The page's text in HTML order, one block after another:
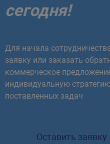
сегодня!
Для начала
заявку или заказать
коммерческое
индивидуальную
поставленных задач
Оставить заявку